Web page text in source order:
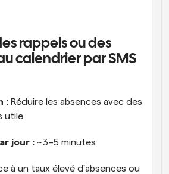
rappels ou des
calendrier par SMS
: Réduire les absences avec des
utile
jour : ~3–5 minutes
à un taux élevé d'absences ou